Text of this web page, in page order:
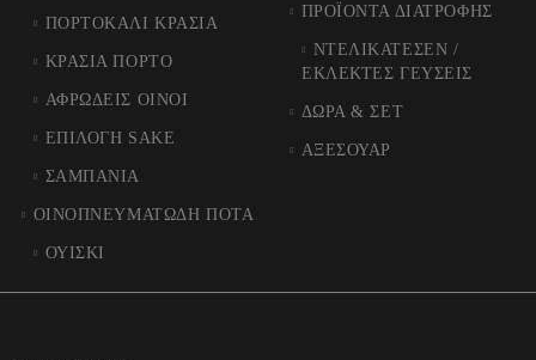
ΠΟΡΤΟΚΑΛΙ ΚΡΑΣΙΑ
ΚΡΑΣΙΑ ΠΟΡΤΟ
ΑΦΡΩΔΕΙΣ ΟΙΝΟΙ
ΕΠΙΛΟΓΗ SAKE
ΣΑΜΠΑΝΙΑ
ΟΙΝΟΠΝΕΥΜΑΤΩΔΗ ΠΟΤΑ
ΟΥΙΣΚΙ
ΠΡΟΪΟΝΤΑ ΔΙΑΤΡΟΦΗΣ
ΝΤΕΛΙΚΑΤΕΣΕΝ /
ΕΚΛΕΚΤΕΣ ΓΕΥΣΕΙΣ
ΔΩΡΑ & ΣΕΤ
ΑΞΕΣΟΥΑΡ